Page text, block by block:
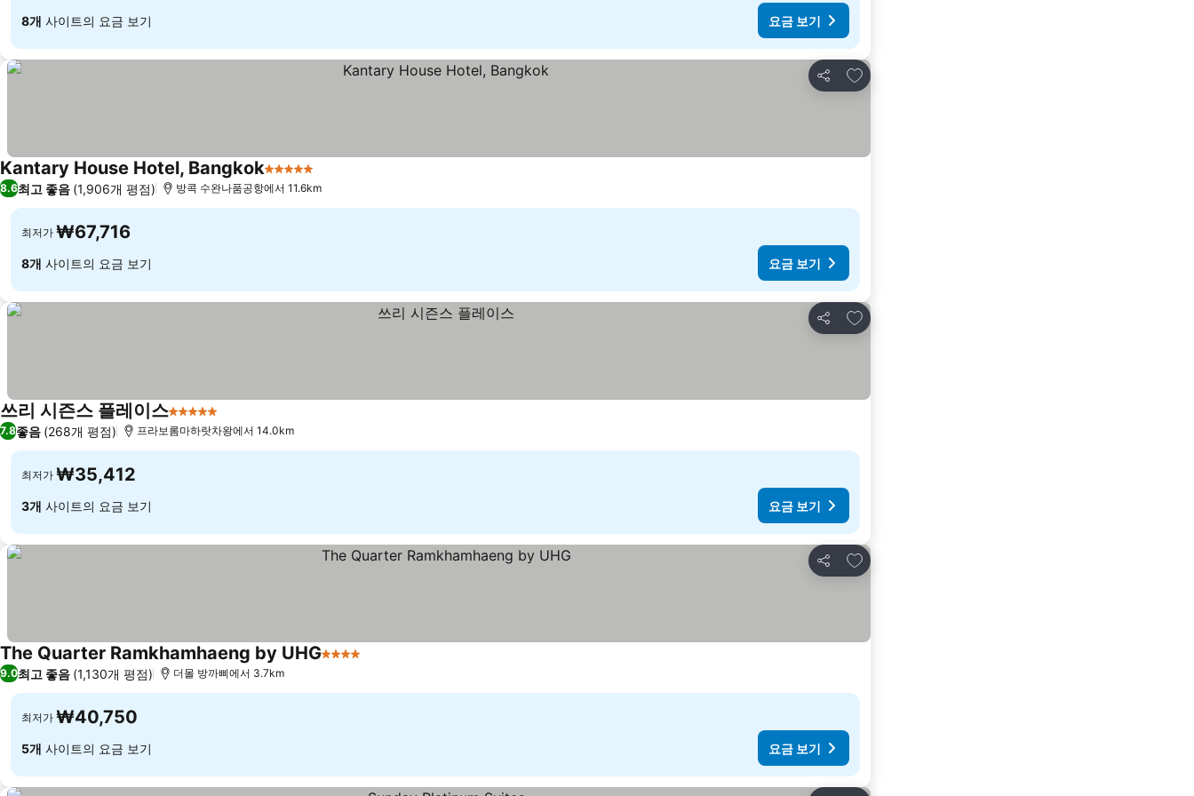
8개 사이트의 요금 보기 요금 보기
공유
즐겨찾기에 추가
Kantary House Hotel, Bangkok5 성급
8.6최고 좋음 (1,906개 평점) 방콕 수완나품공항에서 11.6km
최저가 ₩67,716
8개 사이트의 요금 보기 요금 보기
공유
즐겨찾기에 추가
쓰리 시즌스 플레이스5 성급
7.8좋음 (268개 평점) 프라보롬마하랏차왕에서 14.0km
최저가 ₩35,412
3개 사이트의 요금 보기 요금 보기
공유
즐겨찾기에 추가
The Quarter Ramkhamhaeng by UHG4 성급
9.0최고 좋음 (1,130개 평점) 더몰 방까삐에서 3.7km
최저가 ₩40,750
5개 사이트의 요금 보기 요금 보기